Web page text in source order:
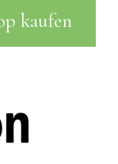
kaufen